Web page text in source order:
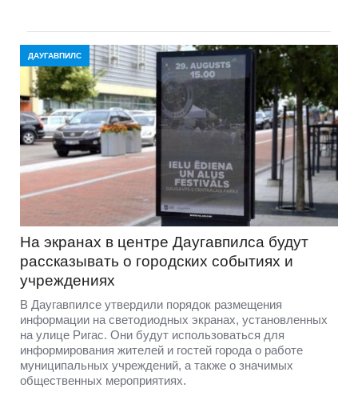
ДАУГАВПИЛС
На экранах в центре Даугавпилса будут
рассказывать о городских событиях и
учреждениях
В Даугавпилсе утвердили порядок размещения
информации на светодиодных экранах, установленных
на улице Ригас. Они будут использоваться для
информирования жителей и гостей города о работе
муниципальных учреждений, а также о значимых
общественных мероприятиях.